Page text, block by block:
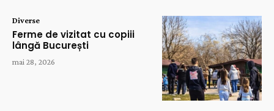
Diverse
Ferme de vizitat cu copiii
lângă București
mai 28, 2026